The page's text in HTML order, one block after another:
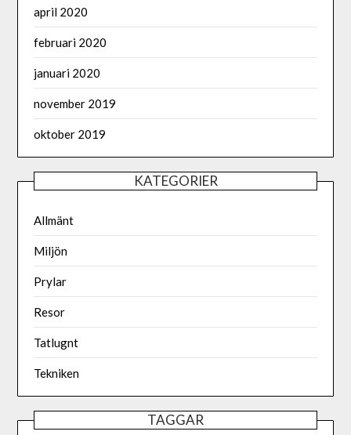
april 2020
februari 2020
januari 2020
november 2019
oktober 2019
KATEGORIER
Allmänt
Miljön
Prylar
Resor
Tatlugnt
Tekniken
TAGGAR